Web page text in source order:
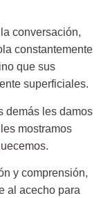
conversación,
constantemente
que sus
superficiales.
demás les damos
mostramos
y comprensión,
al acecho para